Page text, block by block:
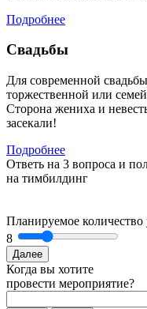
Подробнее
Свадьбы
Для современной
торжественной или
Сторона жениха и
засекали!
Подробнее
Ответь на 3 вопроса и
на тимбилдинг
Планируемое количество
8
Далее
Когда вы хотите
провести мероприятие?